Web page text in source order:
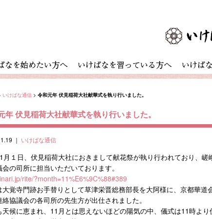
いけばな通信 > 令和元年 伏見稲荷大社献華式を執り行いました。
年 伏見稲荷大社献華式を執り行いました。
｜ いけばな通信
月１日、伏見稲荷大社におきまして献花祭が執り行われており、
の司所に担当いただいております。
rite/?month=11%E6%9C%88#389
大覚寺門跡お手替りとして草津栄晋総務部長を大阿様に、京都華道
協議会の各司所の先生方が出仕されました。
天候に恵まれ、11月とは思えないほどの陽気の中、儀式は11時よ